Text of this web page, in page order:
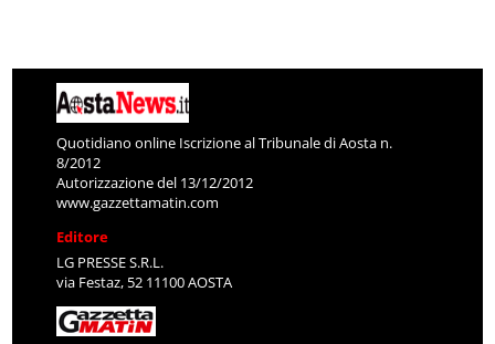
Quotidiano online Iscrizione al Tribunale di Aosta n.
8/2012
Autorizzazione del 13/12/2012
www.gazzettamatin.com
Editore
LG PRESSE S.R.L.
via Festaz, 52 11100 AOSTA